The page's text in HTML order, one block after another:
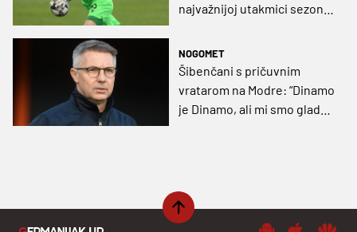
najvažnijoj utakmici sezone
NOGOMET
Šibenčani s pričuvnim
vratarom na Modre: “Dinamo
je Dinamo, ali mi smo gladni,